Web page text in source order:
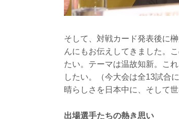
そして、対戦カード発表後に
んにもお伝えしてきました。
たい。テーマは温故知新。こ
したい。（今大会は全13試合
晴らしさを日本中に、そして
出場選手たちの熱き思い